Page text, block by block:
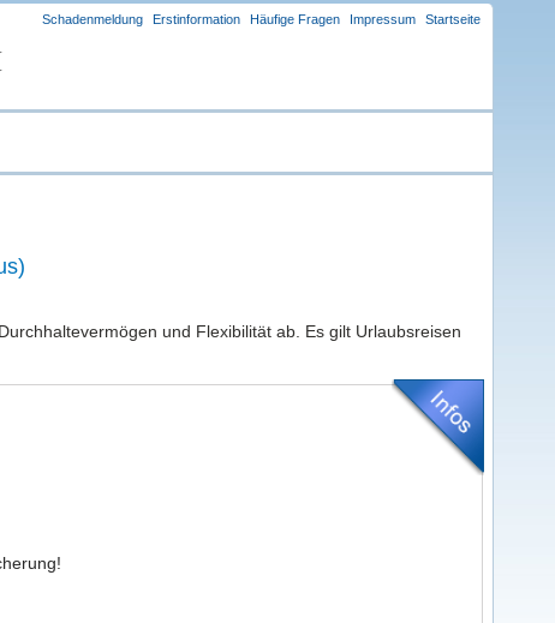
Schadenmeldung Erstinformation Häufige Fragen Impressum Startseite
und Flexibilität ab. Es gilt Urlaubsreisen